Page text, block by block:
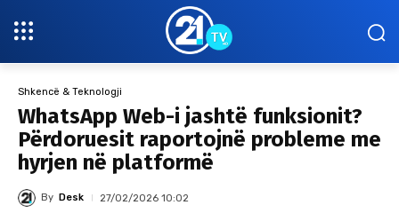
Shkencë & Teknologji
WhatsApp Web-i jashtë funksionit?
Përdoruesit raportojnë probleme me
hyrjen në platformë
By Desk 27/02/2026 10:02